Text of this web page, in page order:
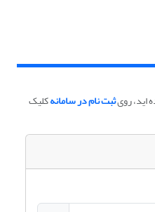
اید، رویثبت نام در سامانهکلیک